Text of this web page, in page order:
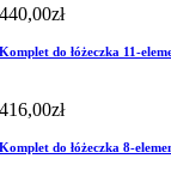
440,00zł
Komplet do łóżeczka 11-
416,00zł
Komplet do łóżeczka 8-